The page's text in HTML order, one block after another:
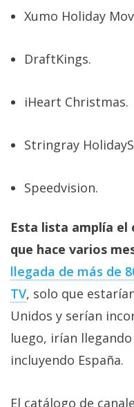
El Grupo
2026.Algunos
Xumo Holiday
DraftKings.
iHeart Christmas.
Stringray
Speedvision.
Esta lista amplía el
que hace varios
llegada de más de
TV, solo que
Unidos y serían
luego, irían
incluyendo España.
El catálogo de